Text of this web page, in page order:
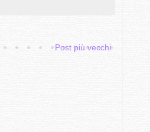
Post più vecchi